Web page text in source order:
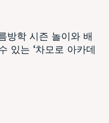
방학 시즌 놀이와 배
있는 ‘차모로 아카데